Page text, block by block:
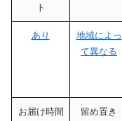
ト
あり
地域によっ
て異なる
お届け時間
留め置き